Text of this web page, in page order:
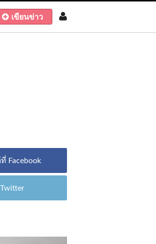
เขียนข่าว
Facebook